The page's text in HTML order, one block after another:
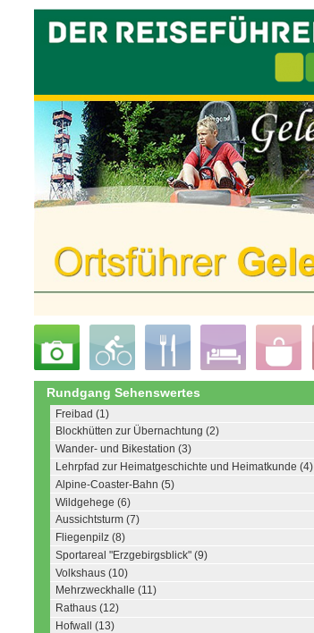
Rundgang Sehenswertes
Freibad (1)
Blockhütten zur Übernachtung (2)
Wander- und Bikestation (3)
Lehrpfad zur Heimatgeschichte und Heimatkunde (4)
Alpine-Coaster-Bahn (5)
Wildgehege (6)
Aussichtsturm (7)
Fliegenpilz (8)
Sportareal "Erzgebirgsblick" (9)
Volkshaus (10)
Mehrzweckhalle (11)
Rathaus (12)
Hofwall (13)